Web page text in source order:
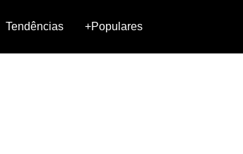
Tendências +Populares